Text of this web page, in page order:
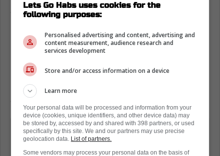
décisions, les performances des joueurs
Canadiens sont en position de se battre pour
une place en séries à l'approche de la date
limite des échanges, le directeur général
pourrait être forcé de conserver ses vétérans
pour maximiser les chances d'une éventuelle
qualification.
« On a une tonne d'éléments. Notre
groupe d'attaquants a de la profondeur
de haut en bas. On a plusieurs jeunes
Lets Go Habs uses cookies for the
following purposes:
Personalised advertising and content, advertising and
content measurement, audience research and
services development
Store and/or access information on a device
Learn more
Your personal data will be processed and information from your
device (cookies, unique identifiers, and other device data) may
be stored by, accessed by and shared with 398 partners, or used
specifically by this site. We and our partners may use precise
geolocation data. List of partners.
Some vendors may process your personal data on the basis of